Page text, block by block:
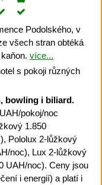
Podolského, v
všech stran obtéká
více...
s pokoji různých
bowling i biliard.
pokoj/noc
1.850
Pololux 2-lůžkový
noc), Lux 2-lůžkový
UAH/noc). Ceny jsou
i energií) a platí i